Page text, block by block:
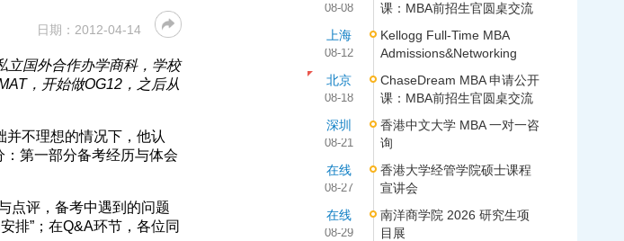
日期： 2012-04-14
立国外合作办学商科，学校
，开始做OG12，之后从
并不理想的情况下，他认
：第一部分备考经历与体会
点评，备考中遇到的问题
排”；在Q&A环节，各位同
08-08
课：MBA前招生官圆桌交流
上海
08-12
Kellogg Full-Time MBA
Admissions&Networking
北京
08-18
ChaseDream MBA 申请公开
课：MBA前招生官圆桌交流
深圳
08-21
香港中文大学 MBA 一对一咨
询
在线
08-27
香港大学经管学院硕士课程
宣讲会
在线
08-29
南洋商学院 2026 研究生项
目展